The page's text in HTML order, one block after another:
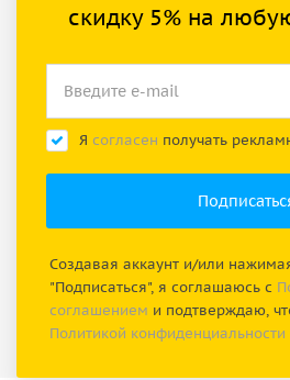
скидку 5% на
Я согласен получать
Создавая аккаунт и/или
"Подписаться", я соглашаюсь с
соглашением и подтверждаю,
Политикой конфиденциальности